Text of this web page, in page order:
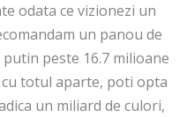
odata ce vizionezi un
un panou de
peste 16.7 milioane
cu totul aparte, poti opta
un miliard de culori,